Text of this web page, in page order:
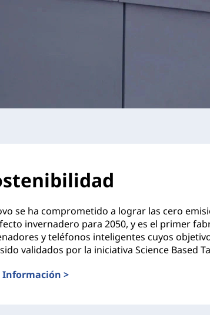
se ha comprometido a lograr las cero
invernadero para 2050, y es el primer
y teléfonos inteligentes cuyos
validados por la iniciativa Science Based
Información >